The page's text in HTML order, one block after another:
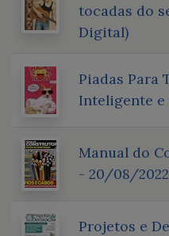
tocadas do
Digital)
Piadas Para
Inteligente e
Manual do
- 20/08/2022
Projetos e